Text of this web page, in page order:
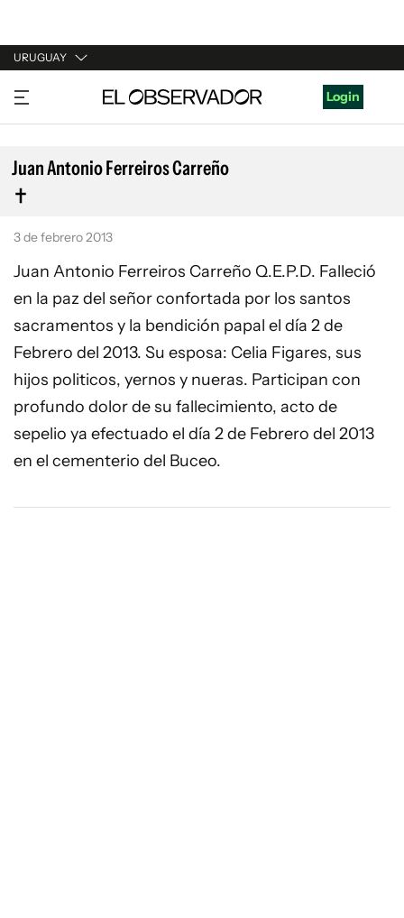
URUGUAY
URUGUAY
ARGENTINA
ESPAÑA
ESTADOS UNIDOS
Login
Juan Antonio Ferreiros Carreño
3 de febrero 2013
Juan Antonio Ferreiros Carreño Q.E.P.D. Falleció
en la paz del señor confortada por los santos
sacramentos y la bendición papal el día 2 de
Febrero del 2013. Su esposa: Celia Figares, sus
hijos politicos, yernos y nueras. Participan con
profundo dolor de su fallecimiento, acto de
sepelio ya efectuado el día 2 de Febrero del 2013
en el cementerio del Buceo.